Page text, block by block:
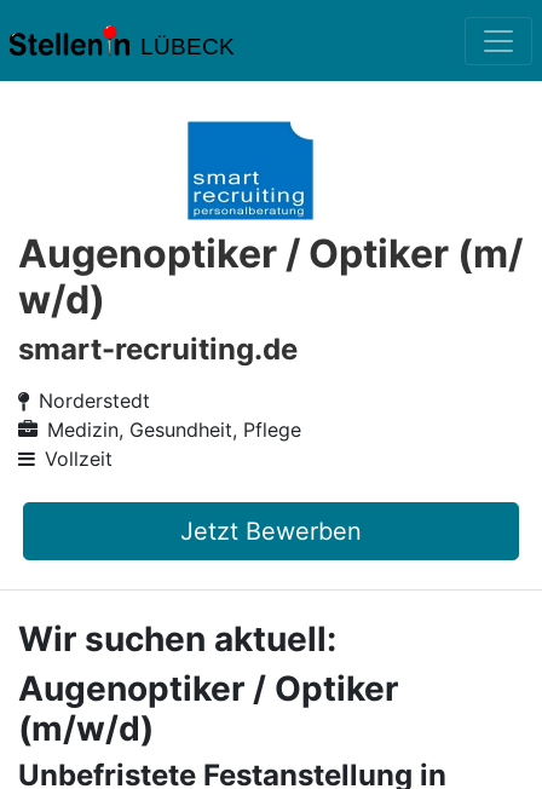
LÜBECK
Augenoptiker / Optiker (m/
w/d)
smart-recruiting.de
Norderstedt
Medizin, Gesundheit, Pflege
Vollzeit
Jetzt Bewerben
Wir suchen aktuell:
Augenoptiker / Optiker
(m/w/d)
Unbefristete Festanstellung in